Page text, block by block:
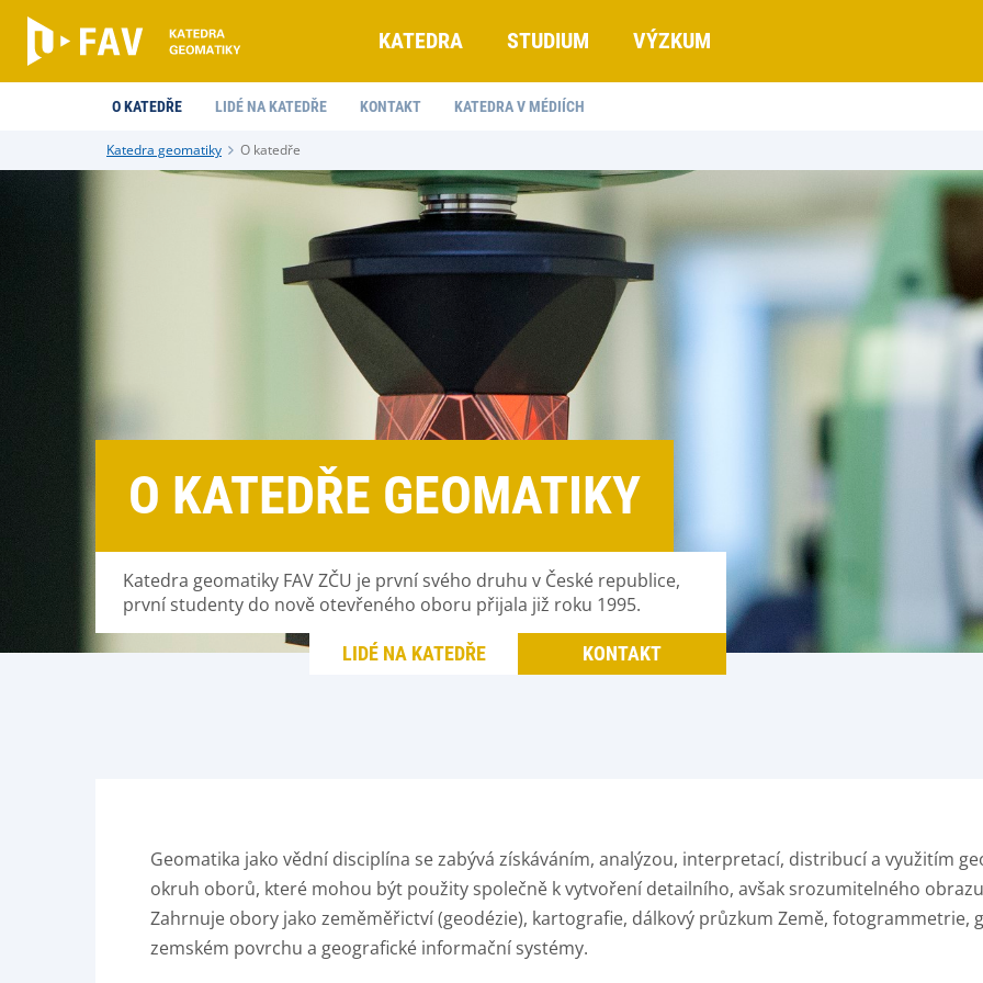
KATEDRA STUDIUM VÝZKUM
O KATEDŘE LIDÉ NA KATEDŘE KONTAKT KATEDRA V MÉDIÍCH
Katedra geomatiky O katedře
O KATEDŘE GEOMATIKY
Katedra geomatiky FAV ZČU je první svého druhu v České republice,
první studenty do nově otevřeného oboru přijala již roku 1995.
KONTAKT
LIDÉ NA KATEDŘE
Geomatika jako vědní disciplína se zabývá získáváním, analýzou, interpretací, distribucí a využitím
okruh oborů, které mohou být použity společně k vytvoření detailního, avšak srozumitelného
Zahrnuje obory jako zeměměřictví (geodézie), kartografie, dálkový průzkum Země,
zemském povrchu a geografické informační systémy.